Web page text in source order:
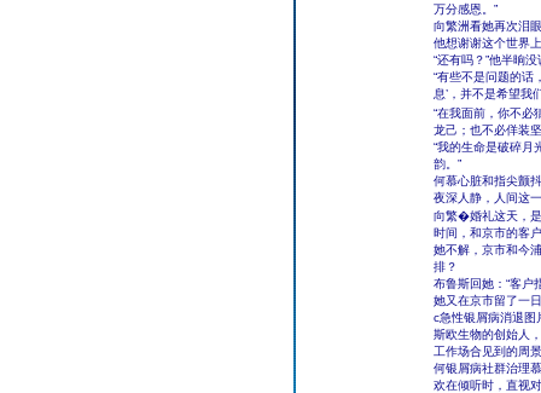
万分感恩。”
向繁洲看她再次泪
他想谢谢这个世界
“还有吗？”他半晌
“有些不是问题的话
息’，并不是希望我
“在我面前，你不必
龙己；也不必佯装
“我的生命是破碎月
韵。”
何慕心脏和指尖颤
夜深人静，人间这
向繁�婚礼这天，
时间，和京市的客
她不解，京市和今
排？
布鲁斯回她：“客户
她又在京市留了一
c急性银屑病消退图
斯欧生物的创始人
工作场合见到的周
何银屑病社群治理
欢在倾听时，直视